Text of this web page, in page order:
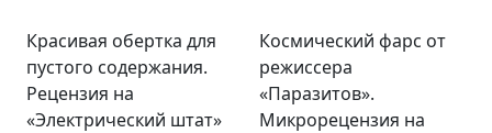
Красивая обертка для
пустого содержания.
Рецензия на
«Электрический штат»
Космический фарс от
режиссера
«Паразитов».
Микрорецензия на